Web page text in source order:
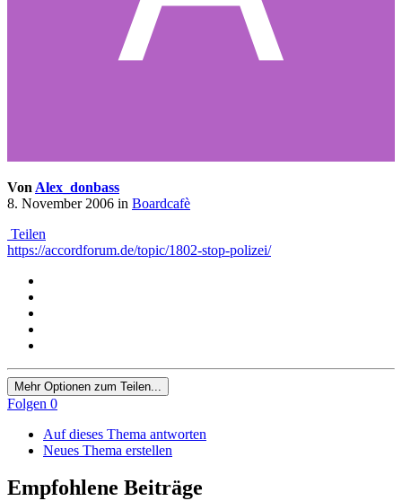
Von Alex_donbass
8. November 2006 in Boardcafè
Teilen
https://accordforum.de/topic/1802-stop-polizei/
Mehr Optionen zum Teilen...
Folgen 0
Auf dieses Thema antworten
Neues Thema erstellen
Empfohlene Beiträge